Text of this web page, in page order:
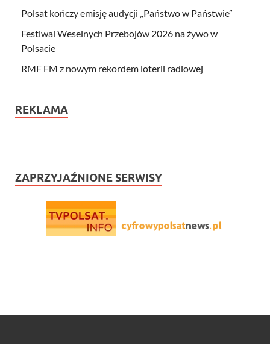
Polsat kończy emisję audycji „Państwo w Państwie”
Festiwal Weselnych Przebojów 2026 na żywo w
Polsacie
RMF FM z nowym rekordem loterii radiowej
REKLAMA
ZAPRZYJAŹNIONE SERWISY